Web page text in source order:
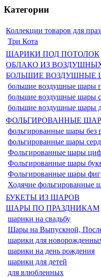
Категории
Коллекции товаров для
Три Кота
ШАРИКИ ПОД ПОТОЛОК
ОБЛАКО ИЗ
БОЛЬШИЕ ВОЗДУШНЫЕ
большие воздушные шары
большие воздушные шары
большие воздушные шары
ФОЛЬГИРОВАННЫЕ
фольгированные шары без
фольгированные шары
Фольгированные шары
Фольгированные шары
Фольгированные шары
Ходячие фольгированные
БУКЕТЫ ИЗ ШАРОВ
ШАРЫ ПО ПРАЗДНИКАМ
шарики на свадьбу
Шары на Выпускной,
шарики для
шарики на день рождения
шарики для детей
для влюбленных